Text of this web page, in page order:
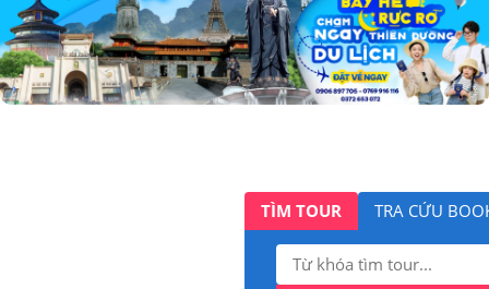
TÌM TOUR TRA CỨU
Tìm
kiếm: